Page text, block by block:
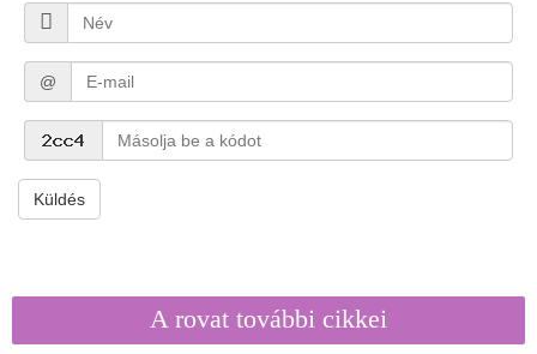
@
Küldés
A rovat további cikkei